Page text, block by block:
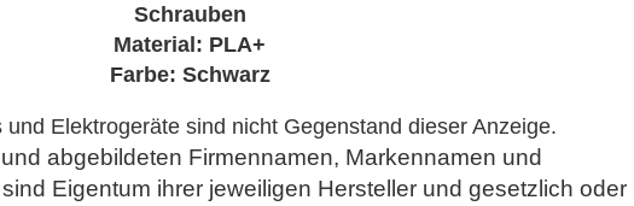
Schrauben
Material: PLA+
Farbe: Schwarz
und Elektrogeräte sind nicht Gegenstand dieser Anzeige.
abgebildeten Firmennamen, Markennamen und
Eigentum ihrer jeweiligen Hersteller und gesetzlich oder